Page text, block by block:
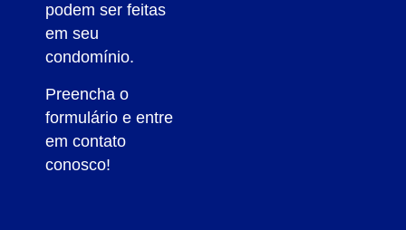
podem ser feitas
em seu
condomínio.
Preencha o
formulário e entre
em contato
conosco!